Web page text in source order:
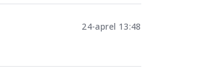
24-aprel 13:48